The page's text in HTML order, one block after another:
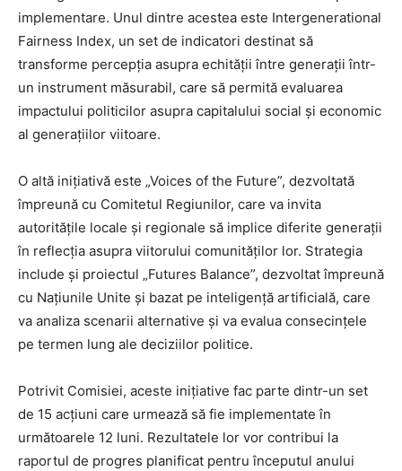
implementare. Unul dintre acestea este Intergenerational
Fairness Index, un set de indicatori destinat să
transforme percepția asupra echității între generații într-
un instrument măsurabil, care să permită evaluarea
impactului politicilor asupra capitalului social și economic
al generațiilor viitoare.
O altă inițiativă este „Voices of the Future”, dezvoltată
împreună cu Comitetul Regiunilor, care va invita
autoritățile locale și regionale să implice diferite generații
în reflecția asupra viitorului comunităților lor. Strategia
include și proiectul „Futures Balance”, dezvoltat împreună
cu Națiunile Unite și bazat pe inteligență artificială, care
va analiza scenarii alternative și va evalua consecințele
pe termen lung ale deciziilor politice.
Potrivit Comisiei, aceste inițiative fac parte dintr-un set
de 15 acțiuni care urmează să fie implementate în
următoarele 12 luni. Rezultatele lor vor contribui la
raportul de progres planificat pentru începutul anului